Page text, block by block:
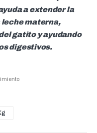
a extender la
leche materna,
gatito y ayudando
digestivos.